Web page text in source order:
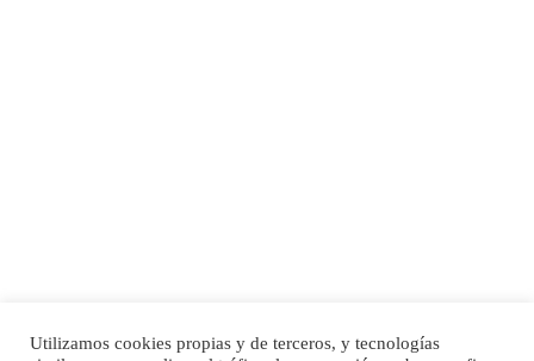
SHIBA PERDIDO AVDA JOSE MESA Y LOPEZ
Utilizamos cookies propias y de terceros, y tecnologías